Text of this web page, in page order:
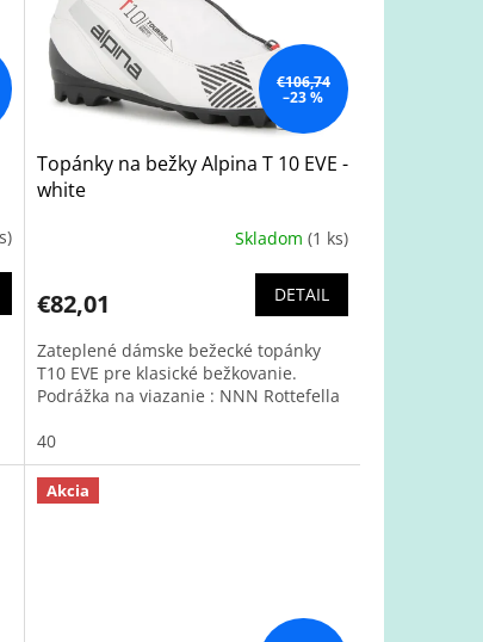
€106,74
–23 %
Topánky na bežky Alpina T 10 EVE -
white
Skladom (1 ks)
€82,01 DETAIL
Zateplené dámske bežecké topánky
T10 EVE pre klasické bežkovanie.
Podrážka na viazanie : NNN Rottefella
40
Akcia